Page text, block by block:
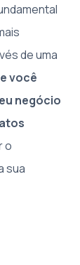
de uma
você
negócio
o
sua